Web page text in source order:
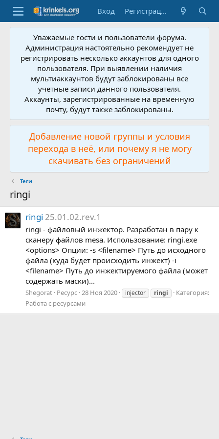
Вход Регистрация
Уважаемые гости и пользователи форума.
Администрация настоятельно рекомендует не
регистрировать несколько аккаунтов для одного
пользователя. При выявлении наличия
мультиаккаунтов будут заблокированы все
учетные записи данного пользователя.
Аккаунты, зарегистрированные на временную
почту, будут также заблокированы.
Добавление новой группы и условия
перехода в неё, или почему я не могу
скачивать без ограничений
Теги
ringi
ringi 25.01.02.rev.1
ringi - файловый инжектор. Разработан в пару к
сканеру файлов mesa. Использование: ringi.exe
<options> Опции: -s <filename> Путь до исходного
файла (куда будет происходить инжект) -i
<filename> Путь до инжектируемого файла (может
содержать маски)...
Shegorat Ресурс 28 Ноя 2020 injector ringi
Категория:
Работа с ресурсами